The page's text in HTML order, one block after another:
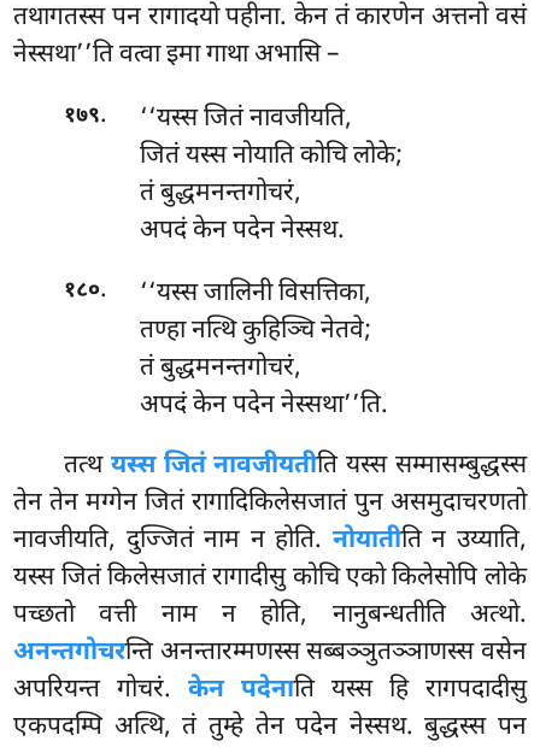
तथागतस्स पन रागादयो पहीना. केन तं कारणेन अत्तनो वसं
नेस्सथा’’ति वत्वा इमा गाथा अभासि –
१७९.
‘‘यस्स जितं नावजीयति,
जितं यस्स नोयाति कोचि लोके;
तं बुद्धमनन्तगोचरं,
अपदं केन पदेन नेस्सथ.
१८०. ‘‘यस्सजालिनी विसत्तिका,
तण्हा नत्थि कुहिञ्चि नेतवे;
तं बुद्धमनन्तगोचरं,
अपदं केन पदेन नेस्सथा’’ति.
तत्थ यस्स जितं नावजीयतीति यस्स सम्मासम्बुद्धस्स
तेन तेन मग्गेन जितं रागादिकिलेसजातं पुन असमुदाचरणतो
नावजीयति, दुज्जितं नाम न होति. नोयातीति न उय्याति,
यस्स जितं किलेसजातं रागादीसु कोचि एको किलेसोपि लोके
पच्छतो वत्ती नाम न होति, नानुबन्धतीति अत्थो.
अनन्तगोचरन्ति अनन्तारम्मणस्स सब्बञ्ञुतञ्ञाणस्स वसेन
अपरियन्त गोचरं.केन पदेनाति यस्स हि रागपदादीसु
एकपदम्पि अत्थि, तं तुम्हे तेन पदेन नेस्सथ. बुद्धस्स पन